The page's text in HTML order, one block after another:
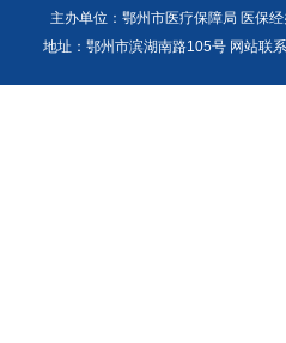
主办单位：鄂州市医疗保障局 医保
地址：鄂州市滨湖南路105号 网站